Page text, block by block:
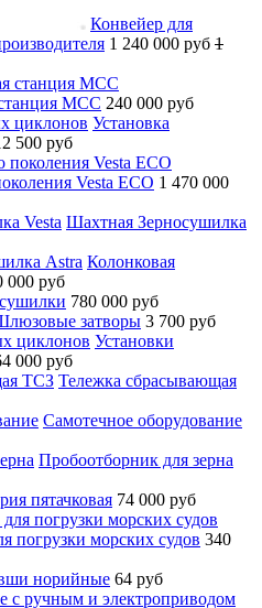
Конвейер для
1 240 000 руб 1
МСС 240 000 руб
Установка
500 руб
Vesta ECO 1 470 000
Шахтная Зерносушилка
Колонковая
000 руб
780 000 руб
затворы 3 700 руб
Установки
000 руб
Тележка сбрасывающая
Самотечное оборудование
Пробоотборник для зерна
пятачковая 74 000 руб
погрузки морских судов 340
норийные 64 руб